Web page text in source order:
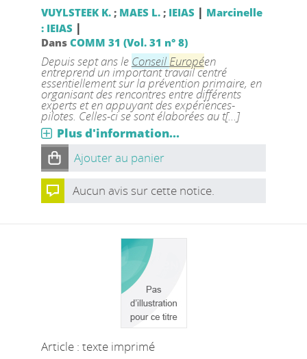
VUYLSTEEK K.; MAES L.; IEIAS | Marcinelle
: IEIAS|
Dans COMM 31 (Vol. 31 n° 8)
Depuis sept ans le Conseil Européen
entreprend un important travail centré
essentiellement sur la prévention primaire, en
organisant des rencontres entre différents
experts et en appuyant des expériences-
pilotes. Celles-ci se sont élaborées au t[...]
Plus d'information...
Ajouter au panier
Aucun avis sur cette notice.
Article : texte imprimé